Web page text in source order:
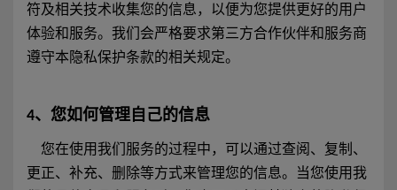
符及相关技术收集您的信息，以便为您提供更好的用户
体验和服务。我们会严格要求第三方合作伙伴和服务商
遵守本隐私保护条款的相关规定。
4、您如何管理自己的信息
您在使用我们服务的过程中，可以通过查阅、复制、
更正、补充、删除等方式来管理您的信息。当您使用我